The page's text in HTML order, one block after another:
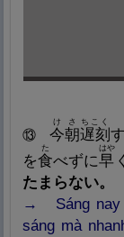
⑬ 今朝
triều đại, Bắc Hàn
けさ
遅
Nghĩa: Chậm trễ, chậm chạp,
刻
ちこく
を食
た
べずに早
はや
く
たまらない。
→ Sáng nay
sáng mà